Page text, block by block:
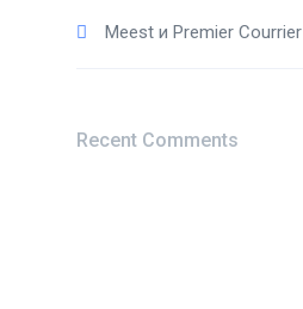
Meest и Premier Courrier
Recent Comments